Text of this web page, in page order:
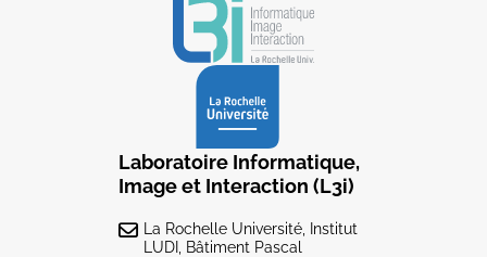
Laboratoire Informatique,
Image et Interaction (L3i)
La Rochelle Université, Institut
LUDI, Bâtiment Pascal